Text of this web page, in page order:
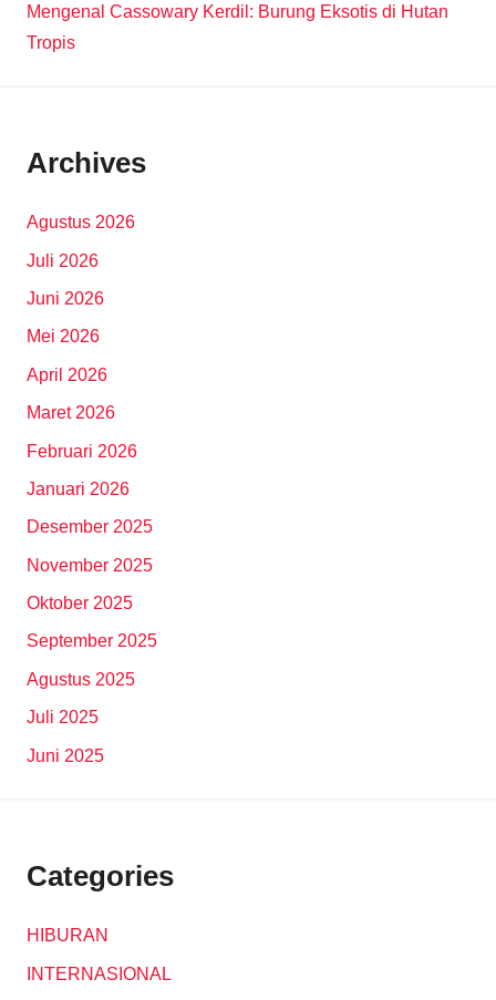
Mengenal Cassowary Kerdil: Burung Eksotis di Hutan
Tropis
Archives
Agustus 2026
Juli 2026
Juni 2026
Mei 2026
April 2026
Maret 2026
Februari 2026
Januari 2026
Desember 2025
November 2025
Oktober 2025
September 2025
Agustus 2025
Juli 2025
Juni 2025
Categories
HIBURAN
INTERNASIONAL